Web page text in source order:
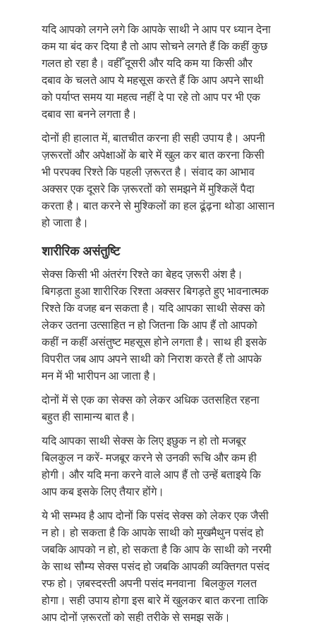
यदि आपको लगने लगे कि आपके साथी ने आप पर ध्यान देना
कम या बंद कर दिया है तो आप सोचने लगते हैं कि कहीं कुछ
गलत हो रहा है। वहीँ दूसरी और यदि कम या किसी और
दबाव के चलते आप ये महसूस करते हैं कि आप अपने साथी
को पर्याप्त समय या महत्व नहीं दे पा रहे तो आप पर भी एक
दबाव सा बनने लगता है।
दोनों ही हालात में, बातचीत करना ही सही उपाय है। अपनी
ज़रूरतों और अपेक्षाओं के बारे में खुल कर बात करना किसी
भी परपक्व रिश्ते कि पहली ज़रूरत है। संवाद का आभाव
अक्सर एक दूसरे कि ज़रूरतों को समझने में मुश्किलें पैदा
करता है। बात करने से मुश्किलों का हल ढूंढ़ना थोडा आसान
हो जाता है।
शारीरिक असंतुष्टि
सेक्स किसी भी अंतरंग रिश्ते का बेहद ज़रूरी अंश है।
बिगड़ता हुआ शारीरिक रिश्ता अक्सर बिगड़ते हुए भावनात्मक
रिश्ते कि वजह बन सकता है। यदि आपका साथी सेक्स को
लेकर उतना उत्साहित न हो जितना कि आप हैं तो आपको
कहीं न कहीं असंतुष्ट महसूस होने लगता है। साथ ही इसके
विपरीत जब आप अपने साथी को निराश करते हैं तो आपके
मन में भी भारीपन आ जाता है।
दोनों में से एक का सेक्स को लेकर अधिक उतसहित रहना
बहुत ही सामान्य बात है।
यदि आपका साथी सेक्स के लिए इछुक न हो तो मजबूर
बिलकुल न करें- मजबूर करने से उनकी रूचि और कम ही
होगी। और यदि मना करने वाले आप हैं तो उन्हें बताइये कि
आप कब इसके लिए तैयार होंगे।
ये भी सम्भव है आप दोनों कि पसंद सेक्स को लेकर एक जैसी
न हो। हो सकता है कि आपके साथी को मुखमैथुन पसंद हो
जबकि आपको न हो, हो सकता है कि आप के साथी को नरमी
के साथ सौम्य सेक्स पसंद हो जबकि आपकी व्यक्तिगत पसंद
रफ हो। ज़बस्दस्ती अपनी पसंद मनवाना बिलकुल गलत
होगा। सही उपाय होगा इस बारे में खुलकर बात करना ताकि
आप दोनों ज़रूरतों को सही तरीके से समझ सकें।